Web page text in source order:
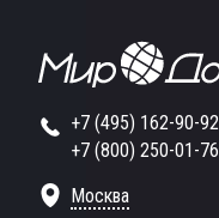
+7 (495) 162-90-92
+7 (800) 250-01-76
Москва